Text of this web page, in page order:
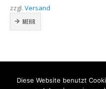
zzgl. Versand
MEHR
Diese Website benutzt